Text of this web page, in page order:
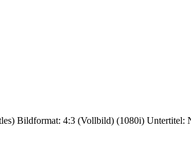
Bildformat: 4:3 (Vollbild) (1080i) Untertitel: